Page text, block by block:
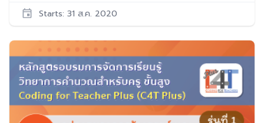
Starts: 31 ส.ค. 2020
IPST
CS006
เริ่ม:
31
ส.ค.
2020